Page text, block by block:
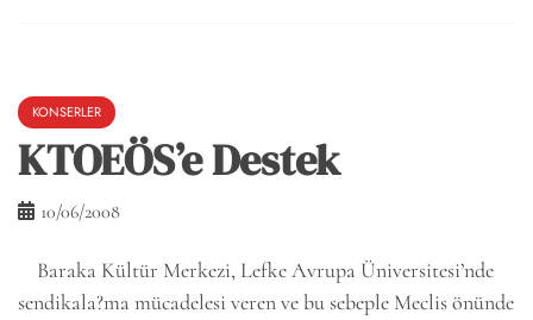
KONSERLER
KTOEÖS’e Destek
10/06/2008
Baraka Kültür Merkezi, Lefke Avrupa Üniversitesi’nde
sendikala?ma mücadelesi veren ve bu sebeple Meclis önünde